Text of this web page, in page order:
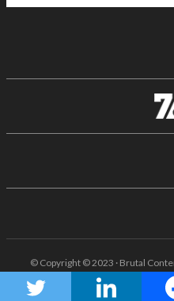
© Copyright © 2023 · Brutal
Condiciones · Aviso De Privacidad